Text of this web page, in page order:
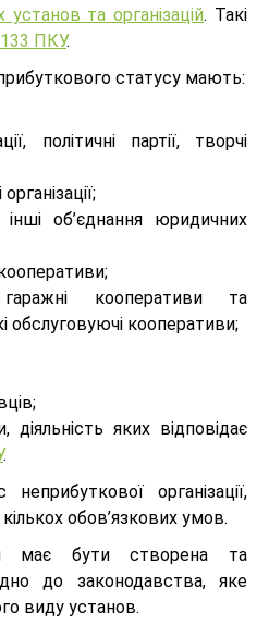
та організацій. Такі
ПКУ.
статусу мають:
політичні партії, творчі
організації;
інші об’єднання юридичних
гаражні кооперативи та
обслуговуючі кооперативи;
діяльність яких відповідає
.
організації,
обов’язкових умов.
має бути створена та
до законодавства, яке
виду установ.